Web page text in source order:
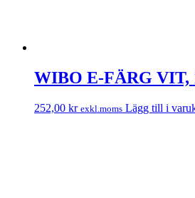
WIBO E-FÄRG VIT,
252,00 kr exkl.moms Lägg till i